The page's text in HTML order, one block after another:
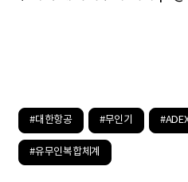
#대한항공 #무인기
#유무인복합체계